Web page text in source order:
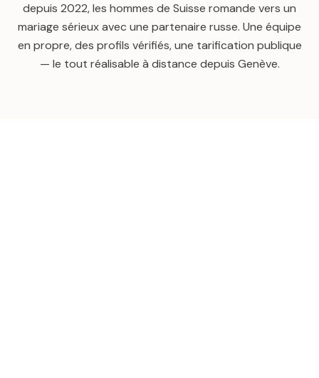
depuis 2022, les hommes de Suisse romande vers un
mariage sérieux avec une partenaire russe. Une équipe
en propre, des profils vérifiés, une tarification publique
— le tout réalisable à distance depuis Genève.